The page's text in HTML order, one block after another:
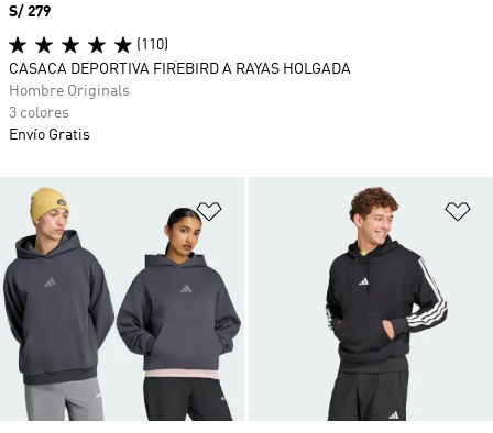
Añadir a la lista de deseos
Precio
S/ 279
(110)
CASACA DEPORTIVA FIREBIRD A RAYAS HOLGADA
Hombre Originals
3 colores
Envío Gratis